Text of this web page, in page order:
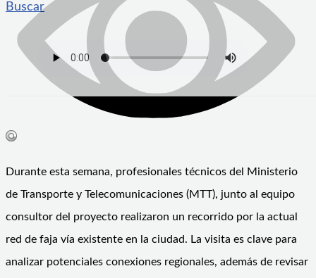
Buscar
Durante esta semana, profesionales técnicos del Ministerio
de Transporte y Telecomunicaciones (MTT), junto al equipo
consultor del proyecto realizaron un recorrido por la actual
red de faja vía existente en la ciudad. La visita es clave para
analizar potenciales conexiones regionales, además de revisar